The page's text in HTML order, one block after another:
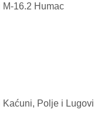
M-16.2 Humac
Kaćuni, Polje i Lugovi